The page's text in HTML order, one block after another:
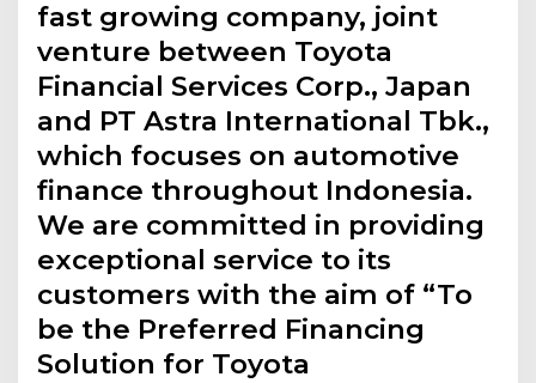
fast growing company, joint
venture between Toyota
Financial Services Corp., Japan
and PT Astra International Tbk.,
which focuses on automotive
finance throughout Indonesia.
We are committed in providing
exceptional service to its
customers with the aim of “To
be the Preferred Financing
Solution for Toyota